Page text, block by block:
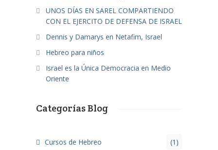
UNOS DÍAS EN SAREL COMPARTIENDO
CON EL EJERCITO DE DEFENSA DE ISRAEL
Dennis y Damarys en Netafim, Israel
Hebreo para niños
Israel es la Única Democracia en Medio
Oriente
Categorías Blog
Cursos de Hebreo (1)